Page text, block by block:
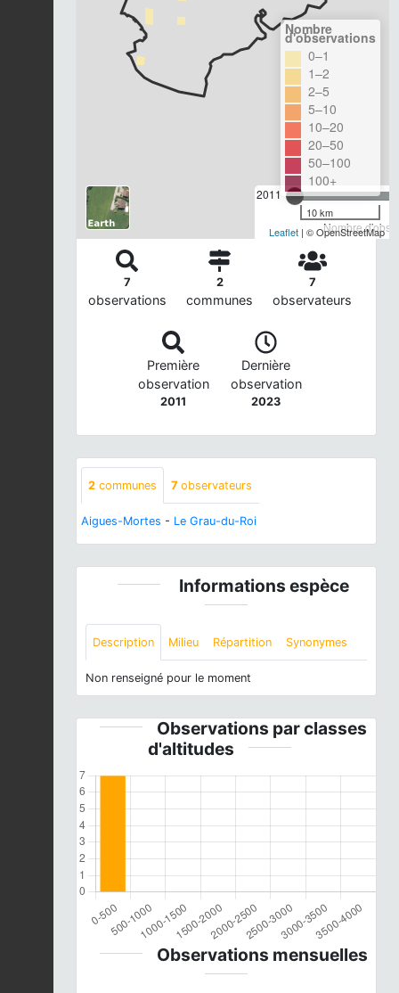
2011
Nombre
Nombre
d'observations
0–1
1–2
2–5
5–10
10–20
20–50
50–100
100+
10 km
Leaflet | © OpenStreetMap
7
observations
2
communes
7
observateurs
Première
observation
2011
Dernière
observation
2023
2 communes 7 observateurs
Aigues-Mortes - Le Grau-du-Roi
Informations espèce
Description Milieu Répartition Synonymes
Non renseigné pour le moment
Observations par classes
d'altitudes
Observations mensuelles